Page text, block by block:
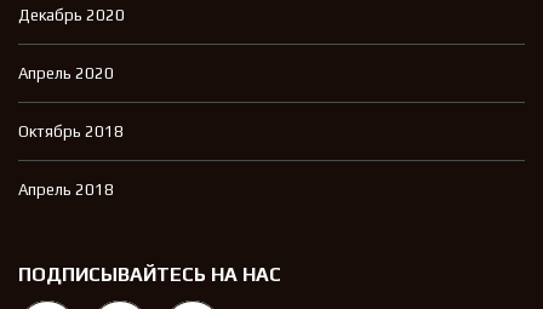
Декабрь 2020
Апрель 2020
Октябрь 2018
Апрель 2018
ПОДПИСЫВАЙТЕСЬ НА НАС